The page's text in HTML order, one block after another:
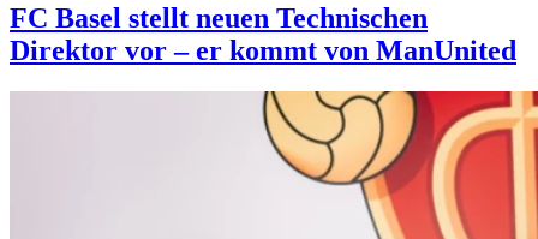
FC Basel stellt neuen Technischen
Direktor vor – er kommt von ManUnited